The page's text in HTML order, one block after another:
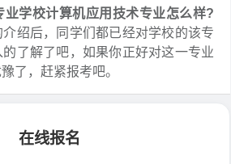
业学校计算机应用技术专业怎么样?
绍后，同学们都已经对学校的该专
了解了吧，如果你正好对这一专业
了，赶紧报考吧。
在线报名